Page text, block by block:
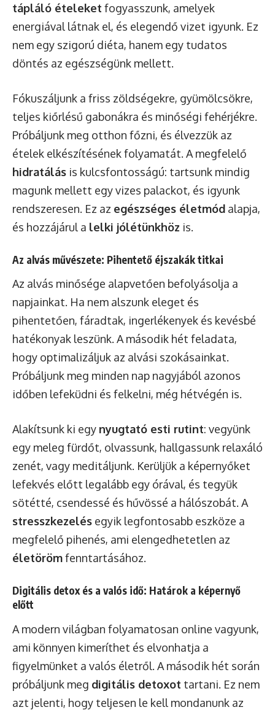
tápláló ételeket fogyasszunk, amelyek
energiával látnak el, és elegendő vizet igyunk. Ez
nem egy szigorú diéta, hanem egy tudatos
döntés az egészségünk mellett.
Fókuszáljunk a friss zöldségekre, gyümölcsökre,
teljes kiőrlésű gabonákra és minőségi fehérjékre.
Próbáljunk meg otthon főzni, és élvezzük az
ételek elkészítésének folyamatát. A megfelelő
hidratálás is kulcsfontosságú: tartsunk mindig
magunk mellett egy vizes palackot, és igyunk
rendszeresen. Ez az egészséges életmód alapja,
és hozzájárul a lelki jólétünkhöz is.
Az alvás művészete: Pihentető éjszakák titkai
Az alvás minősége alapvetően befolyásolja a
napjainkat. Ha nem alszunk eleget és
pihentetően, fáradtak, ingerlékenyek és kevésbé
hatékonyak leszünk. A második hét feladata,
hogy optimalizáljuk az alvási szokásainkat.
Próbáljunk meg minden nap nagyjából azonos
időben lefeküdni és felkelni, még hétvégén is.
Alakítsunk ki egy nyugtató esti rutint: vegyünk
egy meleg fürdőt, olvassunk, hallgassunk relaxáló
zenét, vagy meditáljunk. Kerüljük a képernyőket
lefekvés előtt legalább egy órával, és tegyük
sötétté, csendessé és hűvössé a hálószobát. A
stresszkezelés egyik legfontosabb eszköze a
megfelelő pihenés, ami elengedhetetlen az
életörömfenntartásához.
Digitális detox és a valós idő: Határok a képernyő
előtt
A modern világban folyamatosan online vagyunk,
ami könnyen kimeríthet és elvonhatja a
figyelmünket a valós életről. A második hét során
próbáljunk meg digitális detoxot tartani. Ez nem
azt jelenti, hogy teljesen le kell mondanunk az